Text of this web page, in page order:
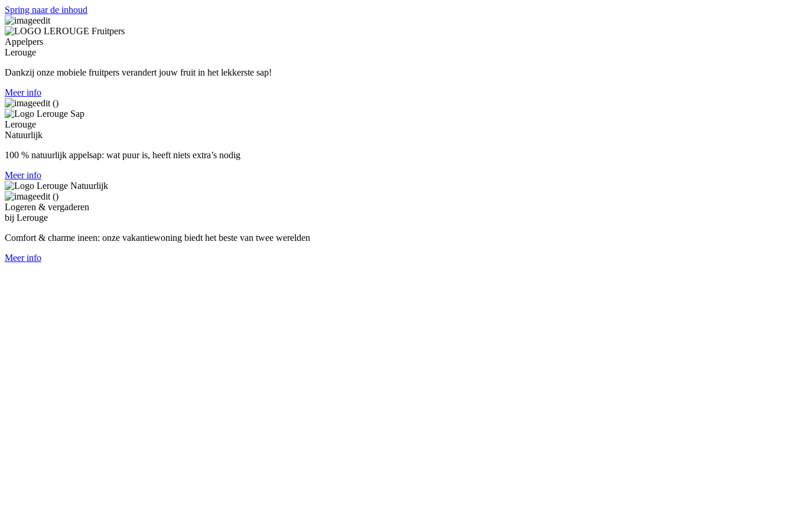
Spring naar de inhoud
Appelpers
Lerouge
Dankzij onze mobiele fruitpers verandert jouw fruit in het lekkerste sap!
Meer info
Lerouge
Natuurlijk
100 % natuurlijk appelsap: wat puur is, heeft niets extra’s nodig
Meer info
Logeren & vergaderen
bij Lerouge
Comfort & charme ineen: onze vakantiewoning biedt het beste van twee werelden
Meer info